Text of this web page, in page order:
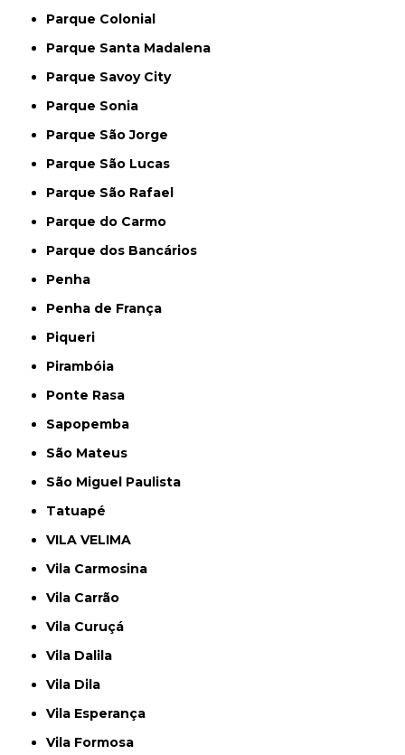
Parque Colonial
Parque Santa Madalena
Parque Savoy City
Parque Sonia
Parque São Jorge
Parque São Lucas
Parque São Rafael
Parque do Carmo
Parque dos Bancários
Penha
Penha de França
Piqueri
Pirambóia
Ponte Rasa
Sapopemba
São Mateus
São Miguel Paulista
Tatuapé
VILA VELIMA
Vila Carmosina
Vila Carrão
Vila Curuçá
Vila Dalila
Vila Dila
Vila Esperança
Vila Formosa